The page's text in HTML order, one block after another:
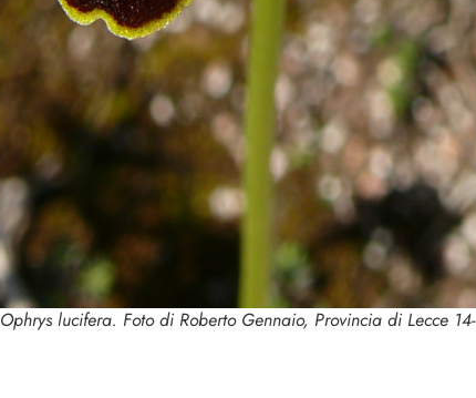
Ophrys lucifera. Foto di Roberto Gennaio, Provincia di Lecce 14-